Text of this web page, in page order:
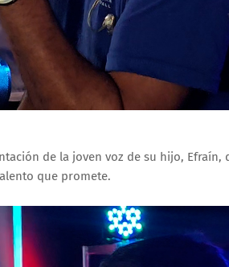
de la joven voz de su hijo,
que promete.